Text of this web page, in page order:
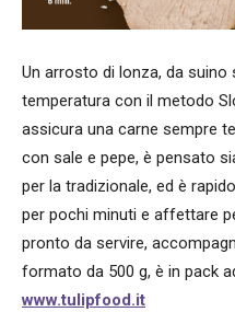
Un arrosto di lonza, da
temperatura con il metodo
assicura una carne sempre
con sale e pepe, è pensato
per la tradizionale, ed è
per pochi minuti e affettare
pronto da servire,
formato da 500 g, è in pack
www.tulipfood.it